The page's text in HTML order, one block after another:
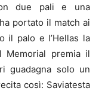
due pali e una
portato il match ai
il palo e l’Hellas la
Memorial premia il
guadagna solo un
così: Saviatesta